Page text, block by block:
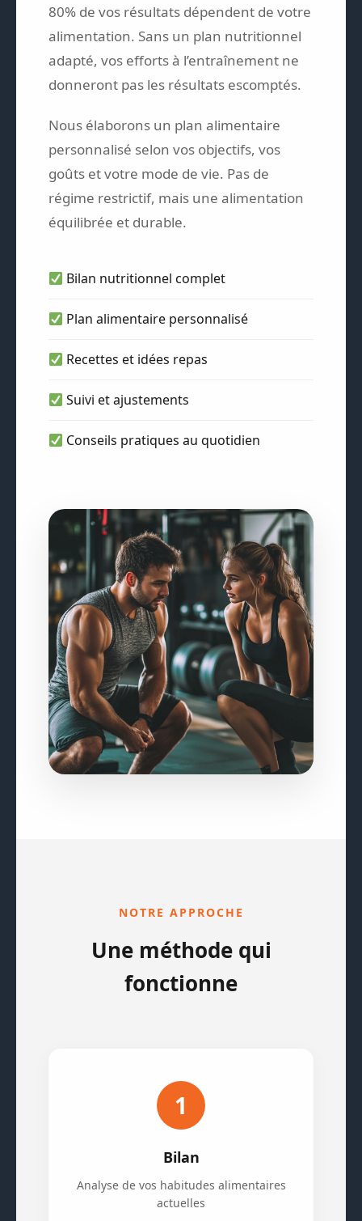
80% de vos résultats dépendent de votre
alimentation. Sans un plan nutritionnel
adapté, vos efforts à l’entraînement ne
donneront pas les résultats escomptés.
Nous élaborons un plan alimentaire
personnalisé selon vos objectifs, vos
goûts et votre mode de vie. Pas de
régime restrictif, mais une alimentation
équilibrée et durable.
Bilan nutritionnel complet
Plan alimentaire personnalisé
Recettes et idées repas
Suivi et ajustements
Conseils pratiques au quotidien
NOTRE APPROCHE
Une méthode qui
fonctionne
1
Bilan
Analyse de vos habitudes alimentaires
actuelles